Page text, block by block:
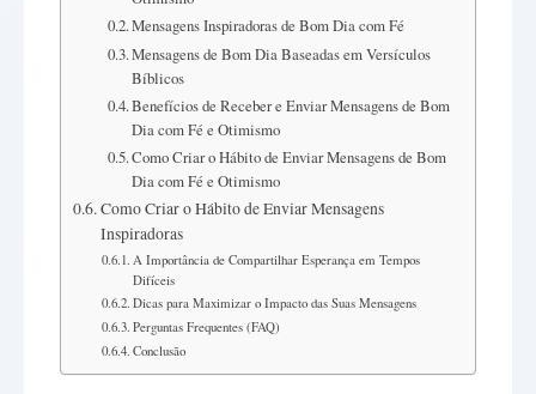
Mensagens Inspiradoras de Bom Dia com Fé
Mensagens de Bom Dia Baseadas em Versículos
Bíblicos
Benefícios de Receber e Enviar Mensagens de Bom
Dia com Fé e Otimismo
Como Criar o Hábito de Enviar Mensagens de Bom
Dia com Fé e Otimismo
Como Criar o Hábito de Enviar Mensagens
Inspiradoras
A Importância de Compartilhar Esperança em Tempos
Difíceis
Dicas para Maximizar o Impacto das Suas Mensagens
Perguntas Frequentes (FAQ)
Conclusão